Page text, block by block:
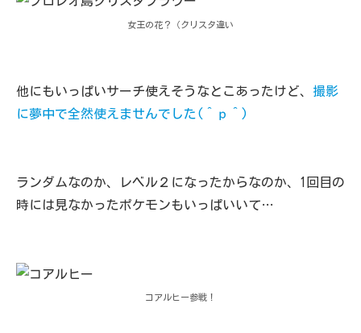
女王の花？（クリスタ違い
他にもいっぱいサーチ使えそうなとこあったけど、 撮影
に夢中で全然使えませんでした(＾ｐ＾)
ランダムなのか、レベル２になったからなのか、1回目の
時には見なかったポケモンもいっぱいいて…
コアルヒー参戦！